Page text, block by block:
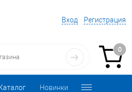
Вход Регистрация
0
Каталог Новинки